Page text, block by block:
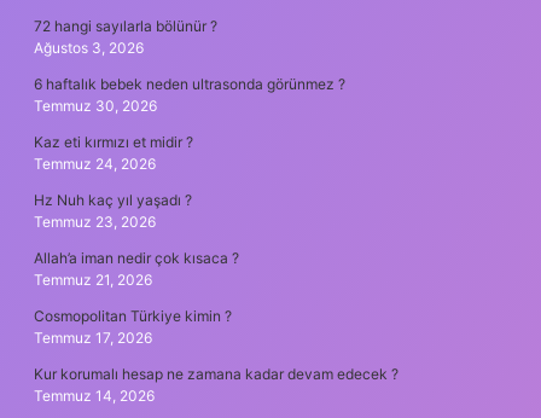
72 hangi sayılarla bölünür ?
Ağustos 3, 2026
6 haftalık bebek neden ultrasonda görünmez ?
Temmuz 30, 2026
Kaz eti kırmızı et midir ?
Temmuz 24, 2026
Hz Nuh kaç yıl yaşadı ?
Temmuz 23, 2026
Allah’a iman nedir çok kısaca ?
Temmuz 21, 2026
Cosmopolitan Türkiye kimin ?
Temmuz 17, 2026
Kur korumalı hesap ne zamana kadar devam edecek ?
Temmuz 14, 2026